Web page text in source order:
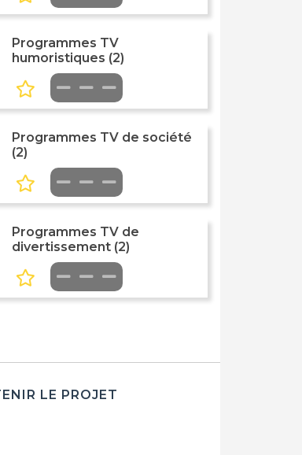
Programmes TV
humoristiques (2)
Programmes TV de société
(2)
Programmes TV de
divertissement (2)
LE PROJET